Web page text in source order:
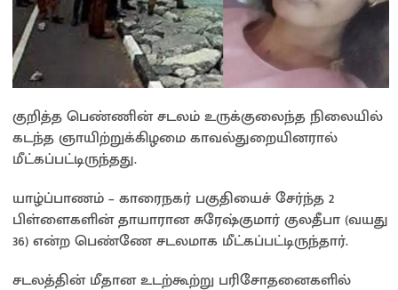
குறித்த பெண்ணின் சடலம் உருக்குலைந்த நிலையில்
கடந்த ஞாயிற்றுக்கிழமை காவல்துறையினரால்
மீட்கப்பட்டிருந்தது.
யாழ்ப்பாணம் – காரைநகர் பகுதியைச் சேர்ந்த 2
பிள்ளைகளின் தாயாரான சுரேஷ்குமார் குலதீபா (வயது
36) என்ற பெண்ணே சடலமாக மீட்கப்பட்டிருந்தார்.
சடலத்தின் மீதான உடற்கூற்று பரிசோதனைகளில்